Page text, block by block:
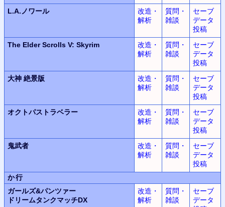
L.A. ノワール
改造・
解析
質問・
雑談
セーブ
データ
投稿
The Elder Scrolls V: Skyrim
改造・
解析
質問・
雑談
セーブ
データ
投稿
大神 絶景版
改造・
解析
質問・
雑談
セーブ
データ
投稿
オクトパストラベラー
改造・
解析
質問・
雑談
セーブ
データ
投稿
鬼武者
改造・
解析
質問・
雑談
セーブ
データ
投稿
か行
ガールズ&パンツァー
ドリームタンクマッチDX
改造・
解析
質問・
雑談
セーブ
データ